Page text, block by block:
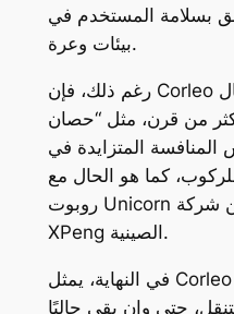
بسلامة المستخدم في
بيئات وعرة.
رغم ذلك، فإن Corleo يعيد إحياء أفكار الخيال
من قرن، مثل “حصان
1892، ويعكس المنافسة المتزايدة في
كما هو الحال مع
روبوت Unicorn المخصص للأطفال من شركة
XPeng الصينية.
في النهاية، يمثل Corleo خطوة جريئة نحو تصور
حتى وإن بقي حاليًا